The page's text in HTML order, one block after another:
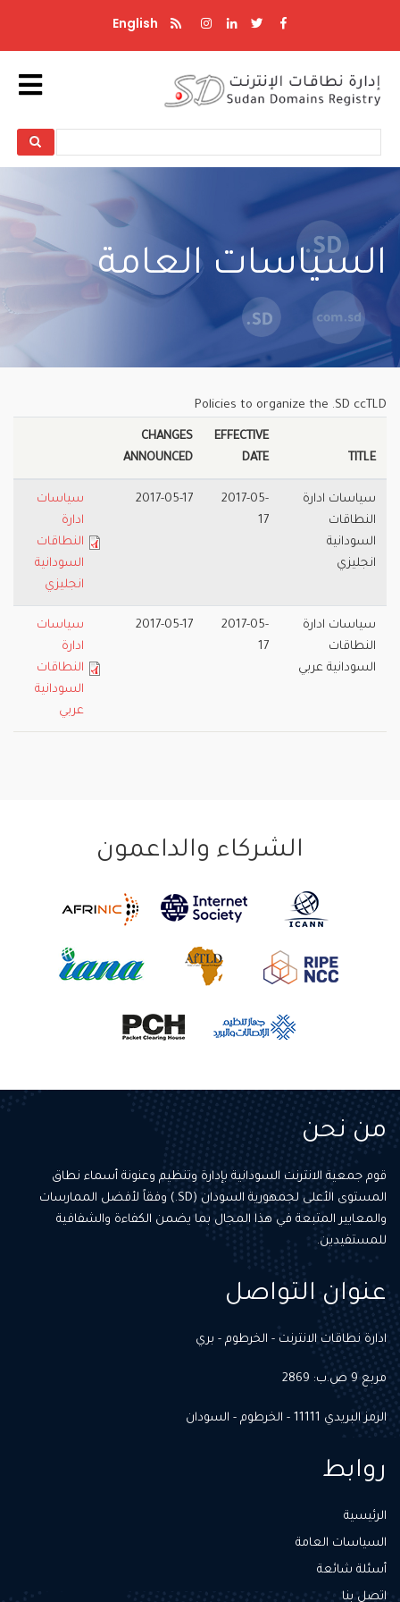
المحتوى
الرئيسي
English
Search
السياسات العامة
Policies to organize the .SD ccTLD
TITLE
EFFECTIVE
DATE
CHANGES
ANNOUNCED
سياسات ادارة
النطاقات
السودانية
انجليزي
2017-05-
17
2017-05-17
سياسات
ادارة
النطاقات
السودانية
انجليزي
سياسات ادارة
النطاقات
السودانية عربي
2017-05-
17
2017-05-17
سياسات
ادارة
النطاقات
السودانية
عربي
الشركاء والداعمون
من نحن
قوم جمعية الانترنت السودانية بإدارة وتنظيم وعنونة أسماء نطاق
المستوى الأعلى لجمهورية السودان (SD.) وفقاً لأفضل الممارسات
والمعايير المتبعة في هذا المجال بما يضمن الكفاءة والشفافية
للمستفيدين.
عنوان التواصل
ادارة نطاقات الانترنت - الخرطوم - بري
مربع 9 ص.ب: 2869
الرمز البريدي 11111 - الخرطوم - السودان
روابط
الرئيسية
السياسات العامة
أسئلة شائعة
اتصل بنا